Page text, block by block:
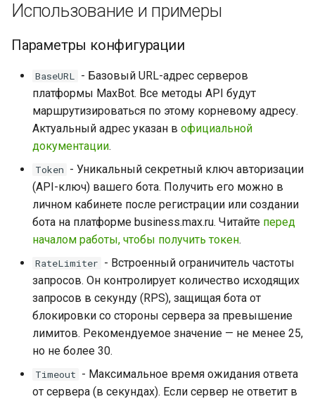
Использование и примеры
Параметры конфигурации
BaseURL - Базовый URL-адрес серверов
платформы MaxBot. Все методы API будут
маршрутизироваться по этому корневому адресу.
Актуальный адрес указан в официальной
документации.
Token - Уникальный секретный ключ авторизации
(API-ключ) вашего бота. Получить его можно в
личном кабинете после регистрации или создании
бота на платформе business.max.ru. Читайте перед
началом работы, чтобы получить токен.
RateLimiter - Встроенный ограничитель частоты
запросов. Он контролирует количество исходящих
запросов в секунду (RPS), защищая бота от
блокировки со стороны сервера за превышение
лимитов. Рекомендуемое значение — не менее 25,
но не более 30.
Timeout - Максимальное время ожидания ответа
от сервера (в секундах). Если сервер не ответит в